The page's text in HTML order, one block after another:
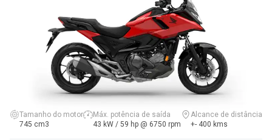
Tamanho do motor
745 cm3
Máx. potência de saída
43 kW / 59 hp @ 6750 rpm
Alcance de distância
+- 400 kms